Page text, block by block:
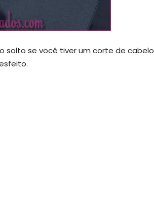
solto se você tiver um corte de cabelo